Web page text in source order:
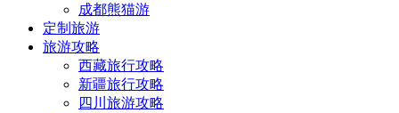
成都熊猫游
定制旅游
旅游攻略
西藏旅行攻略
新疆旅行攻略
四川旅游攻略